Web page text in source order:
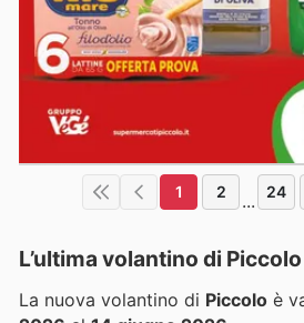
1 2 ... 24
L’ultima volantino di
La nuova volantino di Piccolo è